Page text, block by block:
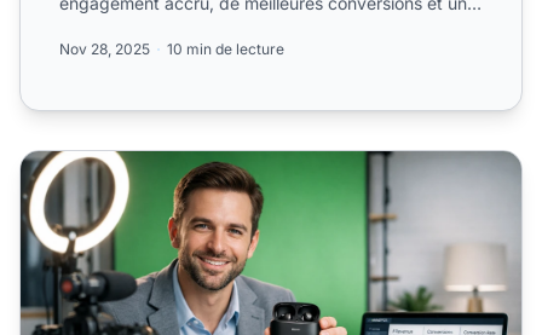
Nov 28, 2025 10 min de lecture
Marketing d’affiliation vidéo